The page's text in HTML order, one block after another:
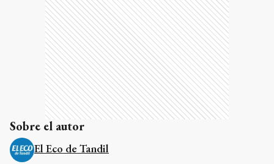
Sobre el autor
El Eco de Tandil